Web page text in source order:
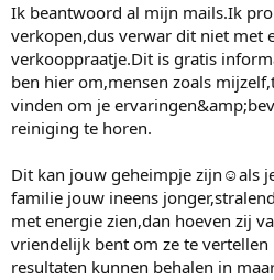
Ik beantwoord al mijn mails.Ik
verkopen,dus verwar dit niet met
verkooppraatje.Dit is gratis
ben hier om,mensen zoals
vinden om je
reiniging te horen.
Dit kan jouw geheimpje zijn☺als
familie jouw ineens
met energie zien,dan hoeven zij
vriendelijk bent om ze te
resultaten kunnen behalen in